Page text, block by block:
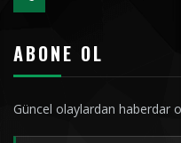
ABONE OL
Güncel olaylardan haberdar